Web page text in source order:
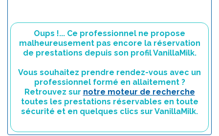
Oups !... Ce professionnel ne propose
malheureusement pas encore la réservation
de prestations depuis son profil VanillaMilk.
Vous souhaitez prendre rendez-vous avec un
professionnel formé en allaitement ?
Retrouvez sur notre moteur de recherche
toutes les prestations réservables en toute
sécurité et en quelques clics sur VanillaMilk.